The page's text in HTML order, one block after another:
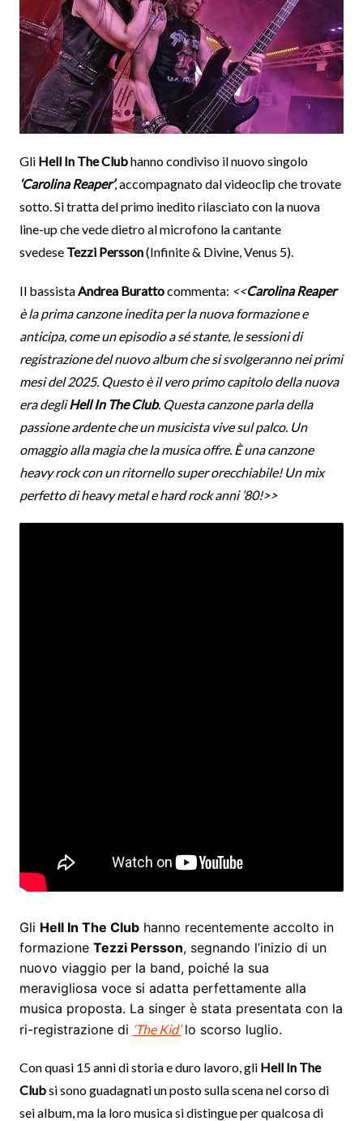
Gli Hell In The Clubhanno condiviso il nuovo singolo
‘Carolina Reaper’, accompagnato dal videoclip che trovate
sotto. Si tratta del primo inedito rilasciato con la nuova
line-up che vede dietro al microfono la cantante
svedese Tezzi Persson(Infinite & Divine, Venus 5).
Il bassista Andrea Burattocommenta: <<Carolina Reaper
è la prima canzone inedita per la nuova formazione e
anticipa, come un episodio a sé stante, le sessioni di
registrazione del nuovo album che si svolgeranno nei primi
mesi del 2025. Questo è il vero primo capitolo della nuova
era degliHell In The Club. Questa canzone parla della
passione ardente che un musicista vive sul palco. Un
omaggio alla magia che la musica offre. È una canzone
heavy rock con un ritornello super orecchiabile! Un mix
perfetto di heavy metal e hard rock anni ’80!>>
Gli Hell In The Clubhanno recentemente accolto in
formazione Tezzi Persson, segnando l’inizio di un
nuovo viaggio per la band, poiché la sua
meravigliosa voce si adatta perfettamente alla
musica proposta. La singer è stata presentata con la
ri-registrazione di ‘The Kid’lo scorso luglio.
Con quasi 15 anni di storia e duro lavoro, gli Hell In The
Clubsi sono guadagnati un posto sulla scena nel corso di
sei album, ma la loro musica si distingue per qualcosa di